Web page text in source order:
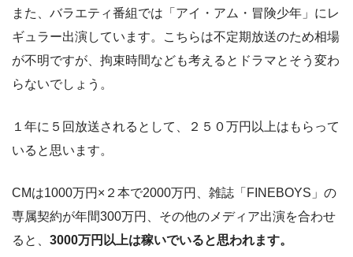
また、バラエティ番組では「アイ・アム・冒険少年」にレ
ギュラー出演しています。こちらは不定期放送のため相場
が不明ですが、拘束時間なども考えるとドラマとそう変わ
らないでしょう。
１年に５回放送されるとして、２５０万円以上はもらって
いると思います。
CMは1000万円×２本で2000万円、雑誌「FINEBOYS」の
専属契約が年間300万円、その他のメディア出演を合わせ
ると、 3000万円以上は稼いでいると思われます。